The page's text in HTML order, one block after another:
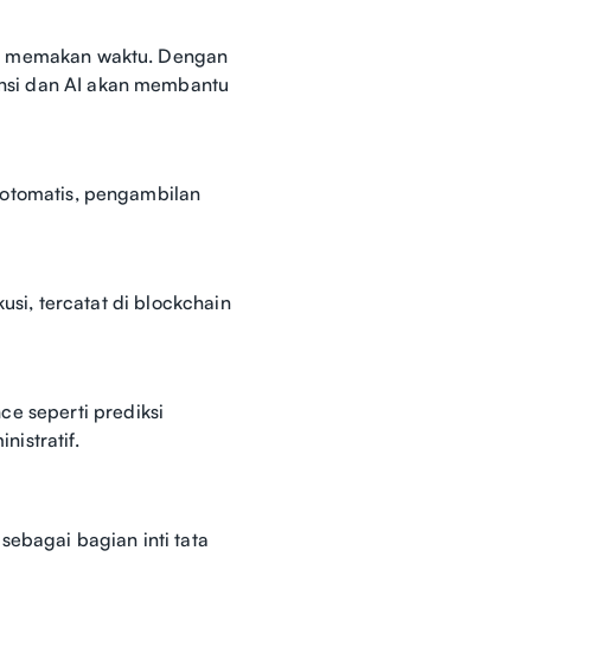
waktu. Dengan
dan AI akan membantu
pengambilan
tercatat di blockchain
seperti prediksi
bagian inti tata